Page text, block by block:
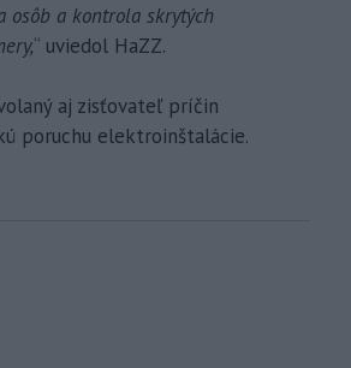
osôb a kontrola skrytých
“ uviedol HaZZ.
aj zisťovateľ príčin
poruchu elektroinštalácie.